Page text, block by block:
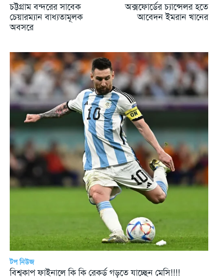
চট্টগ্রাম বন্দরের সাবেক
চেয়ারম্যান বাধ্যতামূলক
অবসরে
অক্সফোর্ডের চ্যান্সেলর হতে
আবেদন ইমরান খানের
টপ নিউজ
বিশ্বকাপ ফাইনালে কি কি রেকর্ড গড়তে যাচ্ছেন মেসি!!!!